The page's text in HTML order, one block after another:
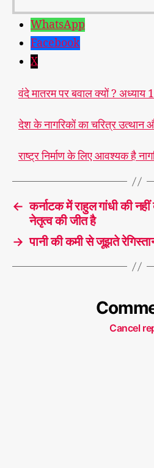
WhatsApp
Facebook
X
वंदे मातरम पर बवाल क्यों ? अध्याय 1
देश के नागरिकों का चरित्र उत्थान
राष्ट्र निर्माण के लिए आवश्यक है
← कर्नाटक में राहुल गांधी की
नेतृत्व की जीत है
→ पानी की कमी से जूझते
Cancel